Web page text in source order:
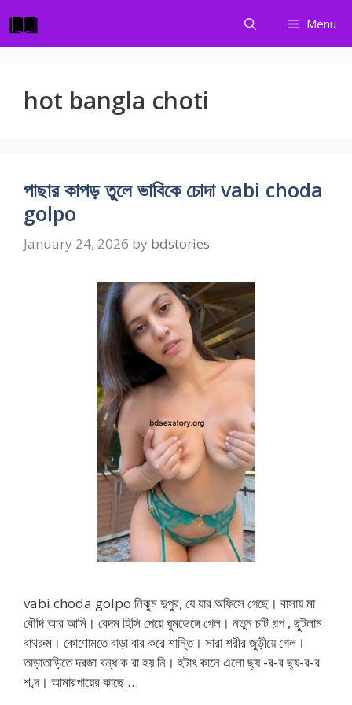
to
content
Menu
hot bangla choti
পাছার কাপড় তুলে ভাবিকে চোদা vabi choda
golpo
January 24, 2026 by bdstories
vabi choda golpo নিঝুম দুপুর, যে যার অফিসে গেছে। বাসায় মা
বৌদি আর আমি। বেদম হিসি পেয়ে ঘুমভেঙ্গে গেল। নতুন চটি গল্প , ছুটলাম
বাথরুম। কোণোমতে বাড়া বার করে শান্তি। সারা শরীর জুড়ীয়ে গেল।
তাড়াতাড়িতে দরজা বন্ধ ক রা হয় নি। হটাৎ কানে এলো ছ্য -র-র ছ্য-র-র
শ ব্দ। আমারপায়ের কাছে …